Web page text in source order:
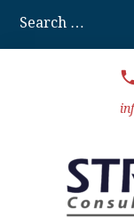
content